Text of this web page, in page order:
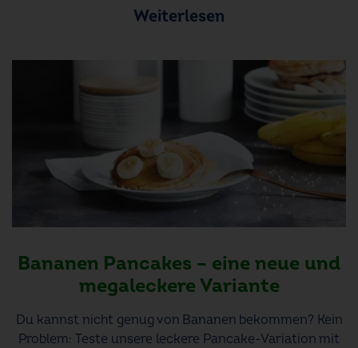
Weiterlesen
Bananen Pancakes – eine neue und
megaleckere Variante
Du kannst nicht genug von Bananen bekommen? Kein
Problem: Teste unsere leckere Pancake-Variation mit